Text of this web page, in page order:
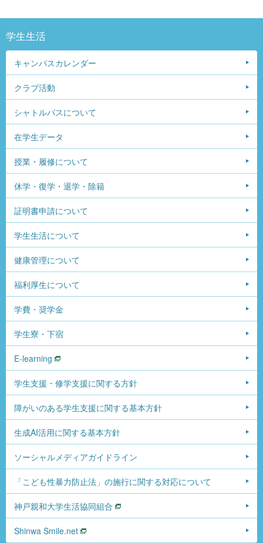
学生生活
キャンパスカレンダー
クラブ活動
シャトルバスについて
在学生データ
授業・履修について
休学・復学・退学・除籍
証明書申請について
学生生活について
健康管理について
福利厚生について
学費・奨学金
学生寮・下宿
E-learning
学生支援・修学支援に関する方針
障がいのある学生支援に関する基本方針
生成AI活用に関する基本方針
ソーシャルメディアガイドライン
「こども性暴力防止法」の施行に関する対応について
神戸親和大学生活協同組合
Shinwa Smile.net